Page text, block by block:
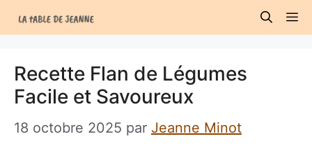
au
Recette Flan de Légumes
Facile et Savoureux
18 octobre 2025 par Jeanne Minot